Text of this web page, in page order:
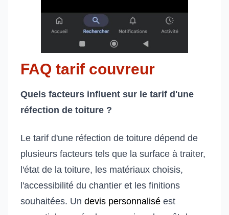
FAQ tarif couvreur
Quels facteurs influent sur le tarif d'une
réfection de toiture ?
Le tarif d'une réfection de toiture dépend de
plusieurs facteurs tels que la surface à traiter,
l'état de la toiture, les matériaux choisis,
l'accessibilité du chantier et les finitions
souhaitées. Un devis personnalisé est